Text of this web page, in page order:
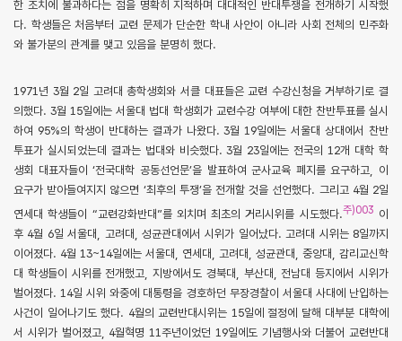
한 조치에 불과하다는 점을 명확히 지적하며 대대적인 반대투쟁을 전개하기 시작했
다. 학생들은 처음부터 교련 문제가 단순한 학내 사안이 아니라 사회 전체의 민주화
와 불가분의 관계를 맺고 있음을 분명히 했다.
1971년 3월 2일 고려대 총학생회와 서클 대표들은 교련 수강신청을 거부하기로 결
의했다. 3월 15일에는 서울대 법대 학생회가 교련수강 여부에 대한 찬반투표를 실시
하여 95%의 학생이 반대하는 결과가 나왔다. 3월 19일에는 서울대 상대에서 찬반
투표가 실시되었는데 결과는 법대와 비슷했다. 3월 23일에는 전국의 12개 대학 학
생회 대표자들이 ‘전국대학 공동선언문’을 발표하여 군사교육 폐지를 요구하고, 이
요구가 받아들여지지 않으면 ‘최후의 투쟁’을 전개할 것을 선언했다. 그리고 4월 2일
연세대 학생들이 “교련강화반대”를 외치며 최초의 거리시위를 시도했다.주)003 이
후 4월 6일 서울대, 고려대, 성균관대에서 시위가 일어났다. 고려대 시위는 8일까지
이어졌다. 4월 13~14일에는 서울대, 연세대, 고려대, 성균관대, 중앙대, 감리교신학
대 학생들이 시위를 전개했고, 지방에서도 경북대, 부산대, 전남대 등지에서 시위가
벌어졌다. 14일 시위 와중에 대통령을 경호하던 무장경찰이 서울대 사대에 난입하는
사건이 일어나기도 했다. 4월의 교련반대시위는 15일에 절정에 달해 대부분 대학에
서 시위가 벌어졌고, 4월혁명 11주년이었던 19일에도 기념행사와 더불어 교련반대